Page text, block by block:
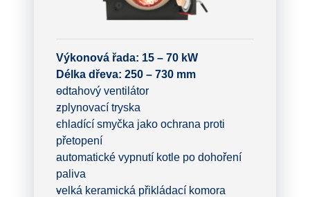
Výkonová řada: 15 – 70 kW
Délka dřeva: 250 – 730 mm
odtahový ventilátor
zplynovací tryska
chladící smyčka jako ochrana proti
přetopení
automatické vypnutí kotle po dohoření
paliva
velká keramická přikládací komora